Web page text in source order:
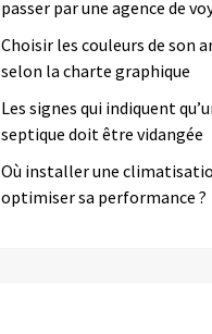
passer par une agence de
Choisir les couleurs de son
selon la charte graphique
Les signes qui indiquent
septique doit être vidangée
Où installer une
optimiser sa performance ?